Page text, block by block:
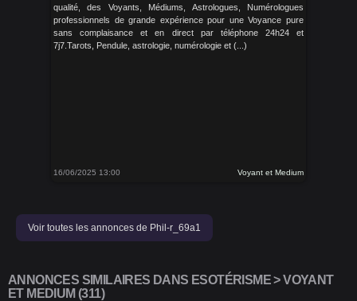
qualité, des Voyants, Médiums, Astrologues, Numérologues
professionnels de grande expérience pour une Voyance pure
sans complaisance et en direct par téléphone 24h24 et
7j7.Tarots, Pendule, astrologie, numérologie et (...)
16/06/2025 13:00 Voyant et Medium
Voir toutes les annonces de Phil-r_69a1
ANNONCES SIMILAIRES DANS ESOTÉRISME > VOYANT
ET MEDIUM (311)